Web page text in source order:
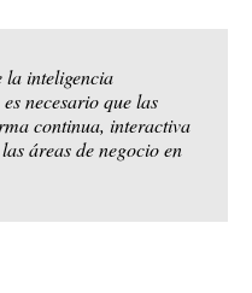
la inteligencia
necesario que las
continua, interactiva
áreas de negocio en